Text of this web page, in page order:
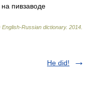
пивзаводе
Russian dictionary. 2014
He did!